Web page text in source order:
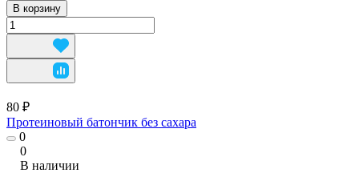
В корзину
80 ₽
Протеиновый батончик без сахара
0
0
В наличии